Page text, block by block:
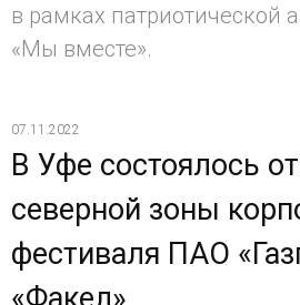
в рамках патриотической
«Мы вместе».
07.11.2022
В Уфе состоялось
северной зоны
фестиваля ПАО
«Факел»